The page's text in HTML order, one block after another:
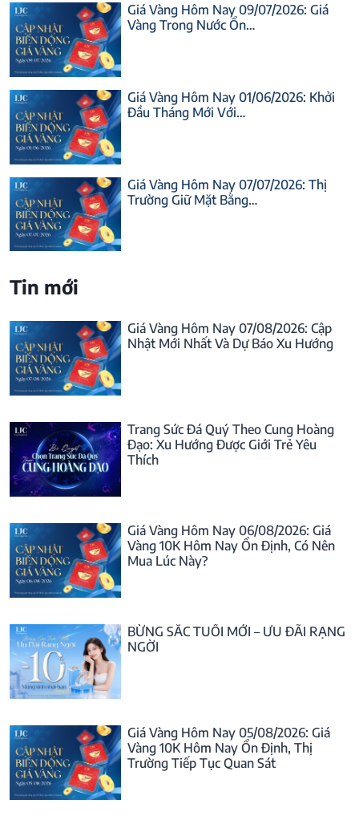
Giá Vàng Hôm Nay 09/07/2026: Giá
Vàng Trong Nước Ổn…
Giá Vàng Hôm Nay 01/06/2026: Khởi
Đầu Tháng Mới Với…
Giá Vàng Hôm Nay 07/07/2026: Thị
Trường Giữ Mặt Bằng…
Tin mới
Giá Vàng Hôm Nay 07/08/2026: Cập
Nhật Mới Nhất Và Dự Báo Xu Hướng
Trang Sức Đá Quý Theo Cung Hoàng
Đạo: Xu Hướng Được Giới Trẻ Yêu
Thích
Giá Vàng Hôm Nay 06/08/2026: Giá
Vàng 10K Hôm Nay Ổn Định, Có Nên
Mua Lúc Này?
BỪNG SẮC TUỔI MỚI – ƯU ĐÃI RẠNG
NGỜI
Giá Vàng Hôm Nay 05/08/2026: Giá
Vàng 10K Hôm Nay Ổn Định, Thị
Trường Tiếp Tục Quan Sát